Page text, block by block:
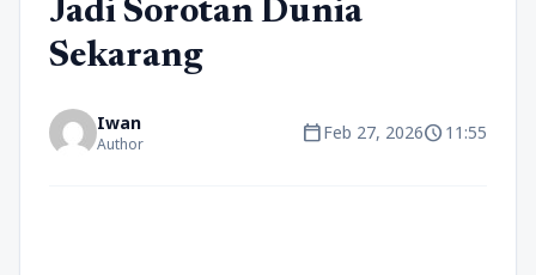
Jadi Sorotan Dunia
Sekarang
Iwan
Author calendar_todayFeb 27, 2026schedule11:55